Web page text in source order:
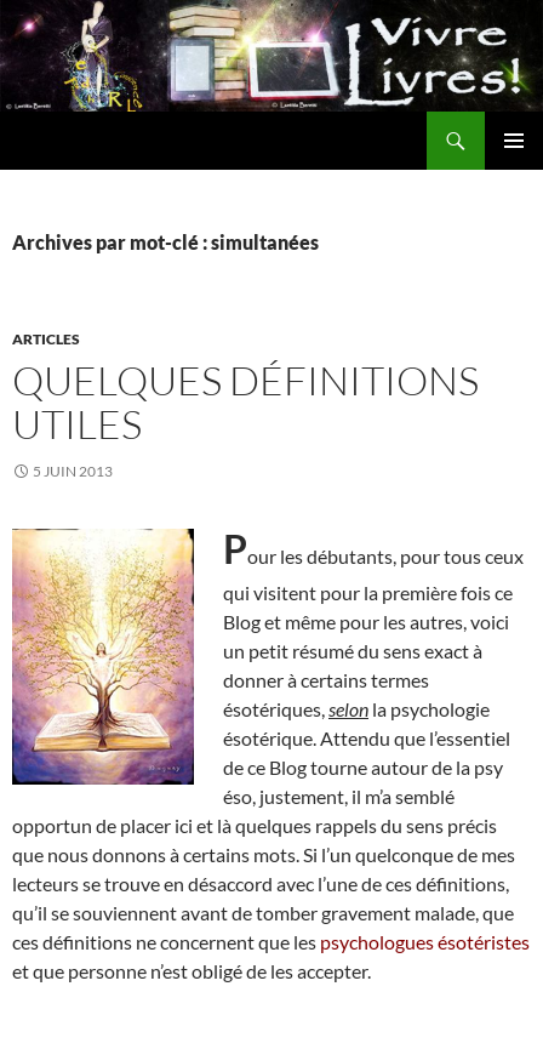
Aller
au
contenu
Archives par mot-clé : simultanées
ARTICLES
QUELQUES DÉFINITIONS
UTILES
5 JUIN 2013
Pour les débutants, pour tous ceux
qui visitent pour la première fois ce
Blog et même pour les autres, voici
un petit résumé du sens exact à
donner à certains termes
ésotériques, selon la psychologie
ésotérique. Attendu que l’essentiel
de ce Blog tourne autour de la psy
éso, justement, il m’a semblé
opportun de placer ici et là quelques rappels du sens précis
que nous donnons à certains mots. Si l’un quelconque de mes
lecteurs se trouve en désaccord avec l’une de ces définitions,
qu’il se souviennent avant de tomber gravement malade, que
ces définitions ne concernent que les psychologues ésotéristes
et que personne n’est obligé de les accepter.